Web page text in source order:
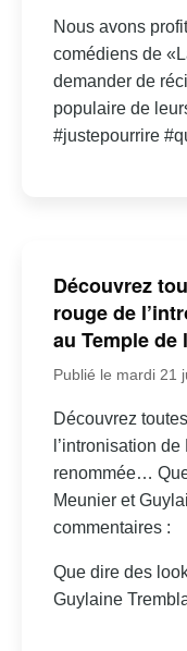
Nous avons
comédiens de
demander de
populaire de
#justepourrire
Découvrez
rouge de
au Temple de
Publié le mardi 21
Découvrez
l’intronisation
renommée…
Meunier et
commentaires :
Que dire des
Guylaine